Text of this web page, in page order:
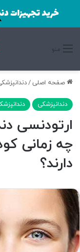
منو
صفحه اصلی /
دندانپزشکی
ارتودنسی
چه زمانی
دارند؟